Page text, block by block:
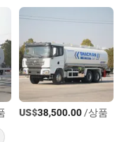
US$38,500.00/상품